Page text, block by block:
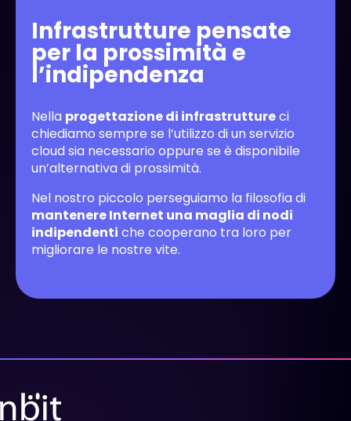
Infrastrutture pensate
per la prossimità e
l’indipendenza
Nella progettazione di infrastruttureci
chiediamo sempre se l’utilizzo di un servizio
cloud sia necessario oppure se è disponibile
un’alternativa di prossimità.
Nel nostro piccolo perseguiamo la filosofia di
mantenere Internet una maglia di nodi
indipendenti che cooperano tra loro per
migliorare le nostre vite.